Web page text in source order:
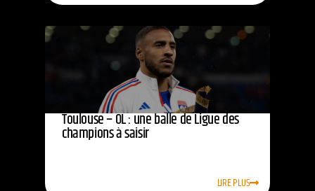
Toulouse – OL : une balle de Ligue des
champions à saisir
LIRE PLUS